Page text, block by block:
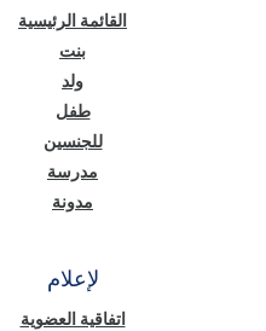
القائمة الرئيسية
بنت
ولد
طفل
للجنسين
مدرسة
مدونة
لإعلام
اتفاقية العضوية